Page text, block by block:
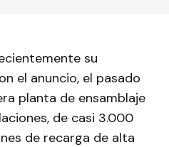
su
el anuncio, el pasado
planta de ensamblaje
de casi 3.000
de recarga de alta